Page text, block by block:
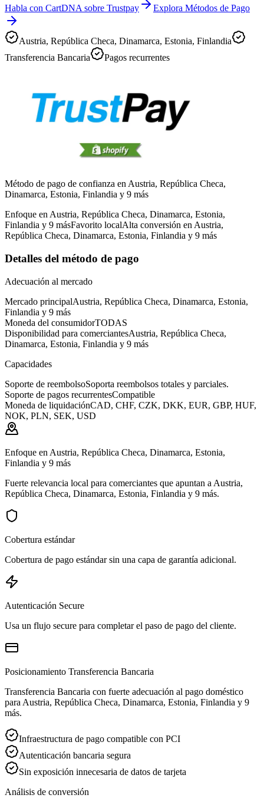
Habla con CartDNA sobre Trustpay Explora Métodos de Pago
Austria, República Checa, Dinamarca, Estonia, Finlandia
Transferencia Bancaria
Pagos recurrentes
Método de pago de confianza en Austria, República Checa,
Dinamarca, Estonia, Finlandia y 9 más
Enfoque en Austria, República Checa, Dinamarca, Estonia,
Finlandia y 9 másFavorito localAlta conversión en Austria,
República Checa, Dinamarca, Estonia, Finlandia y 9 más
Detalles del método de pago
Adecuación al mercado
Mercado principalAustria, República Checa, Dinamarca, Estonia,
Finlandia y 9 más
Moneda del consumidorTODAS
Disponibilidad para comerciantesAustria, República Checa,
Dinamarca, Estonia, Finlandia y 9 más
Capacidades
Soporte de reembolsoSoporta reembolsos totales y parciales.
Soporte de pagos recurrentesCompatible
Moneda de liquidaciónCAD, CHF, CZK, DKK, EUR, GBP, HUF,
NOK, PLN, SEK, USD
Enfoque en Austria, República Checa, Dinamarca, Estonia,
Finlandia y 9 más
Fuerte relevancia local para comerciantes que apuntan a Austria,
República Checa, Dinamarca, Estonia, Finlandia y 9 más.
Cobertura estándar
Cobertura de pago estándar sin una capa de garantía adicional.
Autenticación Secure
Usa un flujo secure para completar el paso de pago del cliente.
Posicionamiento Transferencia Bancaria
Transferencia Bancaria con fuerte adecuación al pago doméstico
para Austria, República Checa, Dinamarca, Estonia, Finlandia y 9
más.
Infraestructura de pago compatible con PCI
Autenticación bancaria segura
Sin exposición innecesaria de datos de tarjeta
Análisis de conversión